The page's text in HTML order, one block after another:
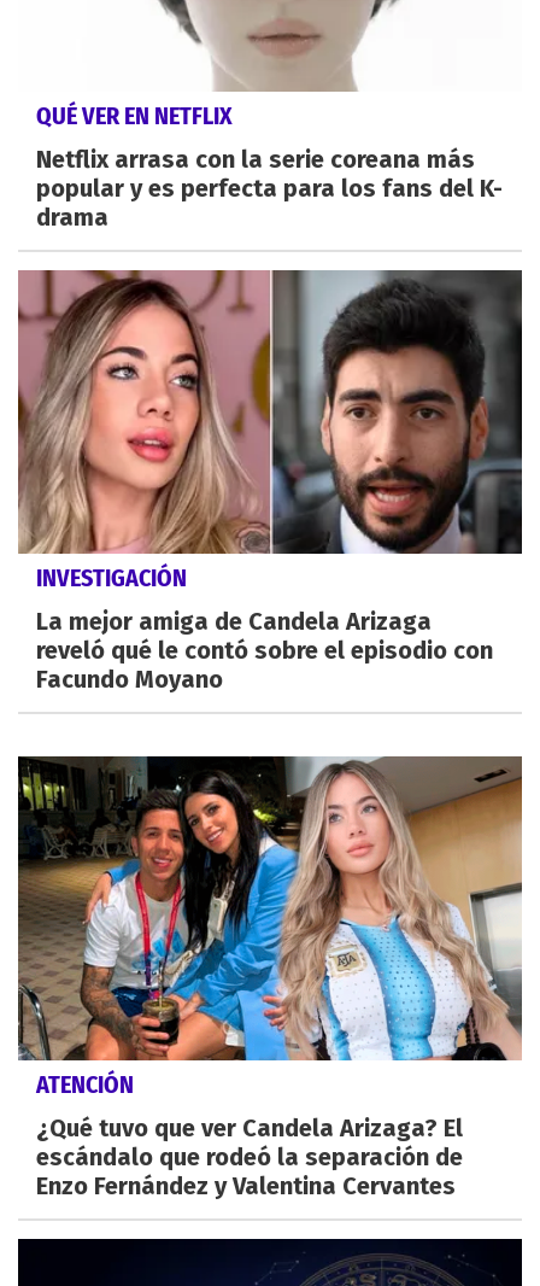
QUÉ VER EN NETFLIX
Netflix arrasa con la serie coreana más
popular y es perfecta para los fans del K-
drama
INVESTIGACIÓN
La mejor amiga de Candela Arizaga
reveló qué le contó sobre el episodio con
Facundo Moyano
ATENCIÓN
¿Qué tuvo que ver Candela Arizaga? El
escándalo que rodeó la separación de
Enzo Fernández y Valentina Cervantes